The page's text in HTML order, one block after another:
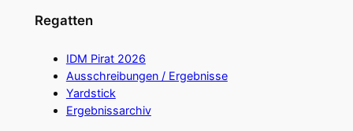
Regatten
IDM Pirat 2026
Ausschreibungen / Ergebnisse
Yardstick
Ergebnissarchiv